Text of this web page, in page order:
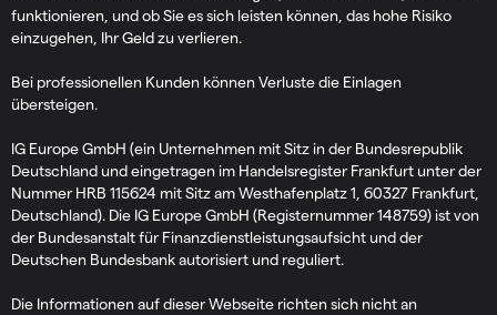
funktionieren, und ob Sie es sich leisten können, das hohe Risiko
einzugehen, Ihr Geld zu verlieren.
Bei professionellen Kunden können Verluste die Einlagen
übersteigen.
IG Europe GmbH (ein Unternehmen mit Sitz in der Bundesrepublik
Deutschland und eingetragen im Handelsregister Frankfurt unter der
Nummer HRB 115624 mit Sitz am Westhafenplatz 1, 60327 Frankfurt,
Deutschland). Die IG Europe GmbH (Registernummer 148759) ist von
der Bundesanstalt für Finanzdienstleistungsaufsicht und der
Deutschen Bundesbank autorisiert und reguliert.
Die Informationen auf dieser Webseite richten sich nicht an